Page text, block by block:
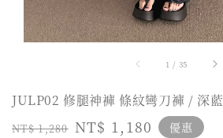
1 / 35
JULP02 修腿神褲 條紋彎刀褲 / 深藍
Regular
NT$ 1,280 Sale
NT$ 1,180 優惠